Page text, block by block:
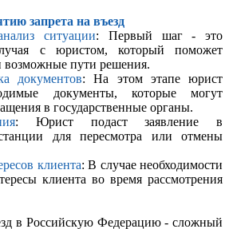
запрета на въезд
ситуации: Первый шаг - это
с юристом, который поможет
возможные пути решения.
документов: На этом этапе юрист
документы, которые могут
в государственные органы.
: Юрист подаст заявление в
для пересмотра или отмены
клиента: В случае необходимости
клиента во время рассмотрения
в Российскую Федерацию - сложный